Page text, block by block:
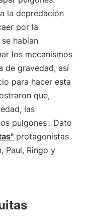
la depredación
por la
habían
los mecanismos
de gravedad, así
para hacer esta
que,
las
pulgones . Dato
protagonistas
Paul, Ringo y